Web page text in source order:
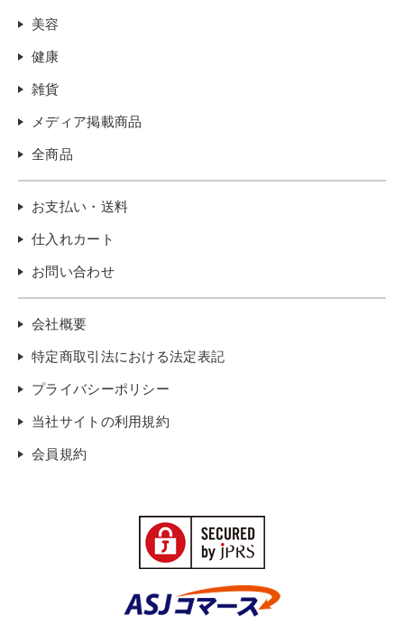
美容
健康
雑貨
メディア掲載商品
全商品
お支払い・送料
仕入れカート
お問い合わせ
会社概要
特定商取引法における法定表記
プライバシーポリシー
当社サイトの利用規約
会員規約